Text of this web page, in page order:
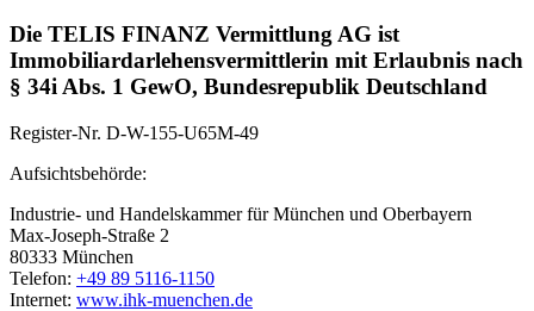
Die TELIS FINANZ Vermittlung AG ist
Immobiliardarlehensvermittlerin mit Erlaubnis nach
§ 34i Abs. 1 GewO, Bundesrepublik Deutschland
Register-Nr. D-W-155-U65M-49
Aufsichtsbehörde:
Industrie- und Handelskammer für München und Oberbayern
Max-Joseph-Straße 2
80333 München
Telefon: +49 89 5116-1150
Internet: www.ihk-muenchen.de